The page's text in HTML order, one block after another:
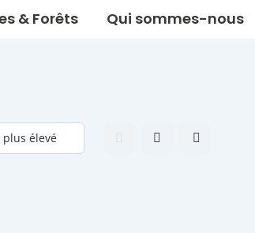
& Forêts Qui sommes-nous